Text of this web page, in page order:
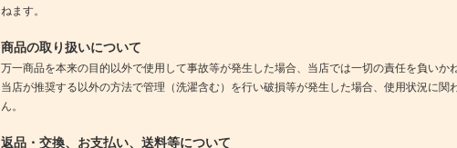
ねます。
商品の取り扱いについて
万一商品を本来の目的以外で使用して事故等が発生した場合、当店では一切の責任を負いか
当店が推奨する以外の方法で管理（洗濯含む）を行い破損等が発生した場合、使用状況に関
ん。
返品・交換、お支払い、送料等について